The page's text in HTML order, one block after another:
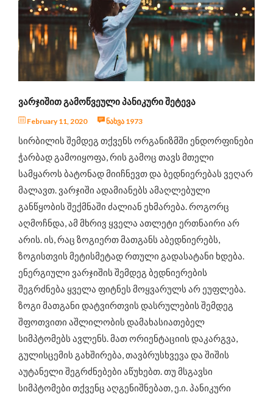
მამაკაცები
ამბები ფიტნეს სამყაროდან
მეცნიერული ექსპერიმენტები
ინტერვიუ
ცნობილი ადამიანები გვირჩევენ
ჯანსაღი კერძების რეცეპტები
ღონისძიებები და სიახლეები
საკვები დანამატები
ᲕᲐᲠᲯᲘᲨᲘᲗ ᲒᲐᲛᲝᲬᲕᲔᲣᲚᲘ ᲞᲐᲜᲘᲙᲣᲠᲘ ᲨᲔᲢᲔᲕᲐ
February 11, 2020 ნახვა 1973
სირბილის შემდეგ თქვენს ორგანიზმში ენდორფინები
ჭარბად გამოიყოფა, რის გამოც თავს მთელი
სამყაროს ბატონად მიიჩნევთ და ბედნიერებას ვეღარ
მალავთ. ვარჯიში ადამიანებს ამაღლებული
განწყობის შექმნაში ძალიან ეხმარება. როგორც
აღმოჩნდა, ამ მხრივ ყველა ათლეტი ერთნაირი არ
არის. ის, რაც ზოგიერთ მათგანს აბედნიერებს,
ზოგისთვის მეტისმეტად რთული გადასატანი ხდება.
ენერგიული ვარჯიშის შემდეგ ბედნიერების
შეგრძნება ყველა ფიტნეს მოყვარულს არ ეუფლება.
ზოგი მათგანი დატვირთვის დასრულების შემდეგ
შფოთვითი აშლილობის დამახასიათებელ
სიმპტომებს ავლენს. მათ ორიენტაციის დაკარგვა,
გულისცემის გახშირება, თავბრუსხვევა და შიშის
აუტანელი შეგრძნებები აწუხებთ. თუ მსგავსი
სიმპტომები თქვენც აღგენიშნებათ, ე.ი. პანიკური